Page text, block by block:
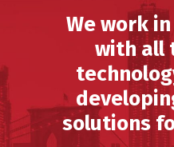
We work
with all
solutions